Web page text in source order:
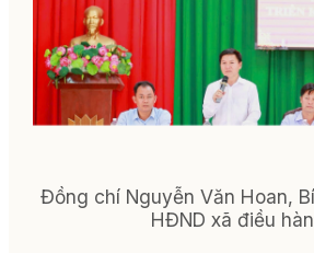
Đồng chí Nguyễn Văn Hoan,
HĐND xã điều